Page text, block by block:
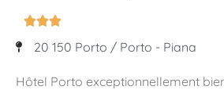

20 150 Porto / Porto - Piana
Hôtel Porto exceptionnellement